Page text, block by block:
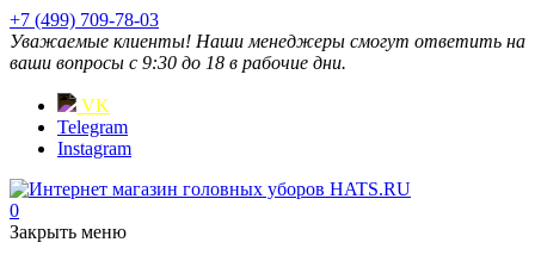
+7 (499) 709-78-03
Уважаемые клиенты! Наши менеджеры смогут ответить на
ваши вопросы с 9:30 до 18 в рабочие дни.
VK
Telegram
Instagram
0
Закрыть меню